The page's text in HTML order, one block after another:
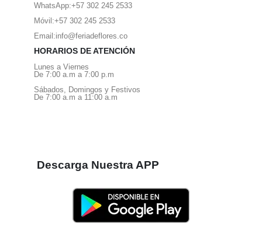
WhatsApp:+57 302 245 2533
Móvil:+57 302 245 2533
Email:info@feriadeflores.co
HORARIOS DE ATENCIÓN
Lunes a Viernes
De 7:00 a.m a 7:00 p.m
Sábados, Domingos y Festivos
De 7:00 a.m a 11:00 a.m
Descarga Nuestra APP